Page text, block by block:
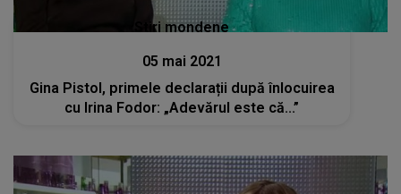
Stiri mondene
05 mai 2021
Gina Pistol, primele declarații după înlocuirea
cu Irina Fodor: „Adevărul este că...”